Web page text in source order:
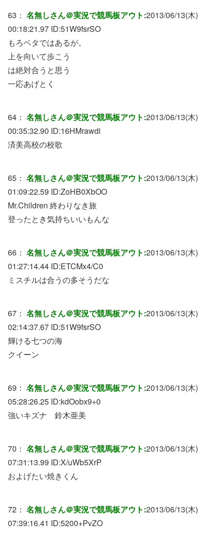
63： 名無しさん＠実況で競馬板アウト:2013/06/13(木)
00:18:21.97 ID:51W9fsrSO
もろベタではあるが。
上を向いて歩こう
は絶対合うと思う
一応あげとく
64： 名無しさん＠実況で競馬板アウト:2013/06/13(木)
00:35:32.90 ID:16HMrawdi
済美高校の校歌
65： 名無しさん＠実況で競馬板アウト:2013/06/13(木)
01:09:22.59 ID:ZoHB0XbOO
Mr.Children 終わりなき旅
登ったとき気持ちいいもんな
66： 名無しさん＠実況で競馬板アウト:2013/06/13(木)
01:27:14.44 ID:ETCMx4/C0
ミスチルは合うの多そうだな
67： 名無しさん＠実況で競馬板アウト:2013/06/13(木)
02:14:37.67 ID:51W9fsrSO
輝ける七つの海
クイーン
69： 名無しさん＠実況で競馬板アウト:2013/06/13(木)
05:28:26.25 ID:kdOobx9+0
強いキズナ 鈴木亜美
70： 名無しさん＠実況で競馬板アウト:2013/06/13(木)
07:31:13.99 ID:X/uWb5XrP
およげたい焼きくん
72： 名無しさん＠実況で競馬板アウト:2013/06/13(木)
07:39:16.41 ID:5200+PvZO